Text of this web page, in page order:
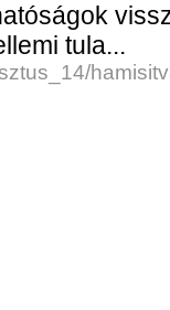
tula...